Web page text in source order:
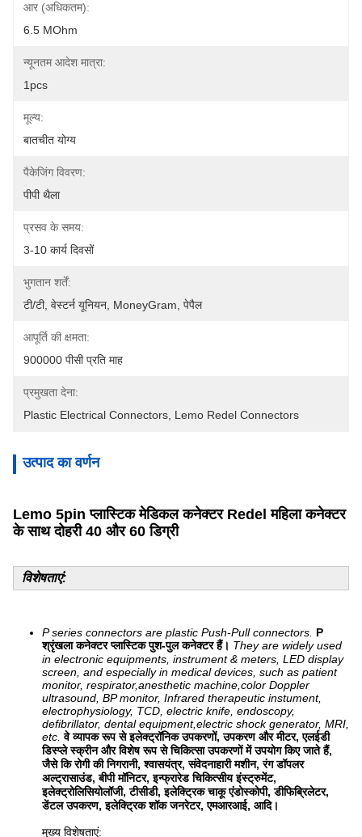
आर (अधिकतम):
6.5 MOhm
न्यूनतम आदेश मात्रा:
1pcs
मूल्य:
बातचीत योग्य
पैकेजिंग विवरण:
पीपी थैला
प्रसव के समय:
3-10 कार्य दिवसों
भुगतान शर्तें:
टी/टी, वेस्टर्न यूनियन, MoneyGram, पेपैल
आपूर्ति की क्षमता:
900000 पीसी प्रति माह
प्रमुखता देना:
Plastic Electrical Connectors Lemo Redel Connectors
उत्पाद का वर्णन
Lemo 5pin प्लास्टिक मेडिकल कनेक्टर Redel महिला कनेक्टर
के साथ दोहरी 40 और 60 डिग्री
विशेषताएं:
P series connectors are plastic Push-Pull connectors. P
श्रृंखला कनेक्टर प्लास्टिक पुश-पुल कनेक्टर हैं। They are widely used
in electronic equipments, instrument & meters, LED display
screen, and especially in medical devices, such as patient
monitor, respirator,anesthetic machine,color Doppler
ultrasound, BP monitor, Infrared therapeutic instument,
electrophysiology, TCD, electric knife, endoscopy,
defibrillator, dental equipment,electric shock generator, MRI,
etc. वे व्यापक रूप से इलेक्ट्रॉनिक उपकरणों, उपकरण और मीटर, एलईडी
डिस्प्ले स्क्रीन और विशेष रूप से चिकित्सा उपकरणों में उपयोग किए जाते हैं,
जैसे कि रोगी की निगरानी, ​​श्वासयंत्र, संवेदनाहारी मशीन, रंग डॉपलर
अल्ट्रासाउंड, बीपी मॉनिटर, इन्फ्रारेड चिकित्सीय इंस्ट्रुमेंट,
इलेक्ट्रोलिसियोलॉजी, टीसीडी, इलेक्ट्रिक चाकू एंडोस्कोपी, डीफिब्रिलेटर,
डेंटल उपकरण, इलेक्ट्रिक शॉक जनरेटर, एमआरआई, आदि।
मुख्य विशेषताएं: